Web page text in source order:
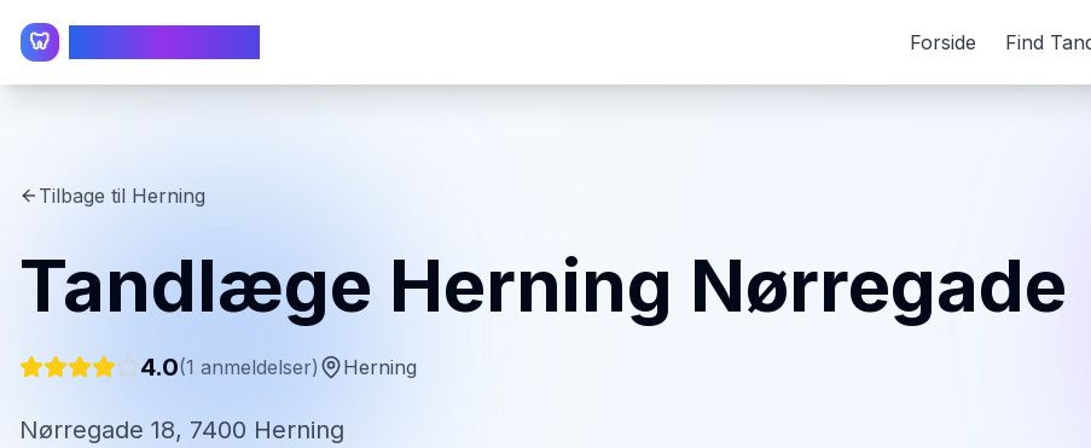
🦷 Forside Find
Tilbage til Herning
Tandlæge Herning Nørregade
4.0(1 anmeldelser) Herning
Nørregade 18, 7400 Herning